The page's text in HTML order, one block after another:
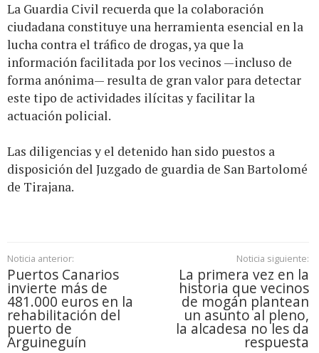
La Guardia Civil recuerda que la colaboración
ciudadana constituye una herramienta esencial en la
lucha contra el tráfico de drogas, ya que la
información facilitada por los vecinos —incluso de
forma anónima— resulta de gran valor para detectar
este tipo de actividades ilícitas y facilitar la
actuación policial.
Las diligencias y el detenido han sido puestos a
disposición del Juzgado de guardia de San Bartolomé
de Tirajana.
Noticia anterior:
Puertos Canarios
invierte más de
481.000 euros en la
rehabilitación del
puerto de
Arguineguín
Noticia siguiente:
La primera vez en la
historia que vecinos
de mogán plantean
un asunto al pleno,
la alcadesa no les da
respuesta